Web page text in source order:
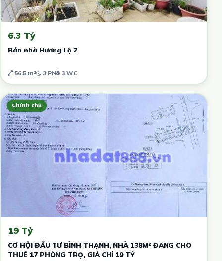
6.3 Tỷ
Bán nhà Hương Lộ 2
56.5 m² 3 PN 3 WC
Chính chủ
19 Tỷ
CƠ HỘI ĐẦU TƯ BÌNH THẠNH, NHÀ 138M² ĐANG CHO
THUÊ 17 PHÒNG TRỌ, GIÁ CHỈ 19 TỶ